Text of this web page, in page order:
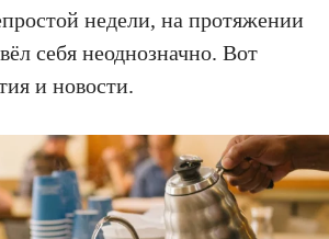
недели, на протяжении
себя неоднозначно. Вот
и новости.